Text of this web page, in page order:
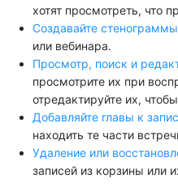
хотят просмотреть, что
Создавайте
или вебинара.
Просмотр, поиск и
просмотрите их при
отредактируйте их,
Добавляйте главы к
находить те части
Удаление или
записей из корзины или